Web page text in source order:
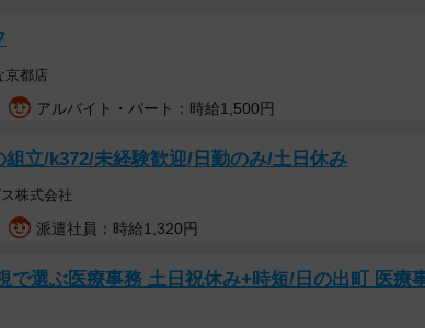
を使用して、訴えられた事例はありません」
使用して、本人から訴えられると罪になるのでしょう
用する行為は、刑法37条の緊急避難、刑法35条の正
立しません。例えば医者が手術をするときも、肌を
犯罪にはなりません。医療として正当な行為である
ります。
京都店
アルバイト・パート：時給1,500円
立/k372/未経験歓迎/日勤のみ/土日休み
株式会社
派遣社員：時給1,320円
で選ぶ医療事務 土日祝休み+時短/日の出町 医療